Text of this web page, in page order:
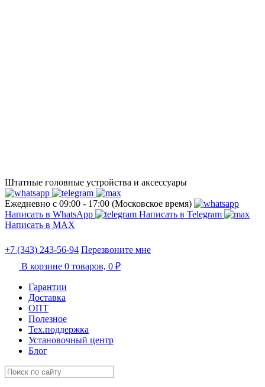
Штатные головные устройства и аксессуары
Ежедневно с 09:00 - 17:00 (Московское время)
Написать в WhatsApp
Написать в Telegram
Написать в МАХ
+7 (343) 243-56-94 Перезвоните мне
В корзине 0 товаров, 0 ₽
Гарантии
Доставка
ОПТ
Полезное
Тех.поддержка
Установочный центр
Блог